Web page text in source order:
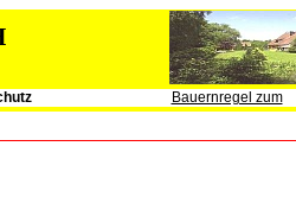
Bauernregel zum